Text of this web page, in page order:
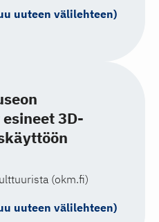
uuteen välilehteen)
3D-
(okm.fi)
uuteen välilehteen)